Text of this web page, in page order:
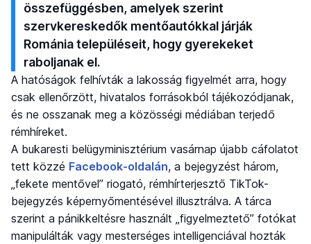
összefüggésben, amelyek szerint
szervkereskedők mentőautókkal járják
Románia településeit, hogy gyerekeket
raboljanak el.
A hatóságok felhívták a lakosság figyelmét arra, hogy
csak ellenőrzött, hivatalos forrásokból tájékozódjanak,
és ne osszanak meg a közösségi médiában terjedő
rémhíreket.
A bukaresti belügyminisztérium vasárnap újabb cáfolatot
tett közzé Facebook-oldalán, a bejegyzést három,
„fekete mentővel” riogató, rémhírterjesztő TikTok-
bejegyzés képernyőmentésével illusztrálva. A tárca
szerint a pánikkeltésre használt „figyelmeztető” fotókat
manipulálták vagy mesterséges intelligenciával hozták